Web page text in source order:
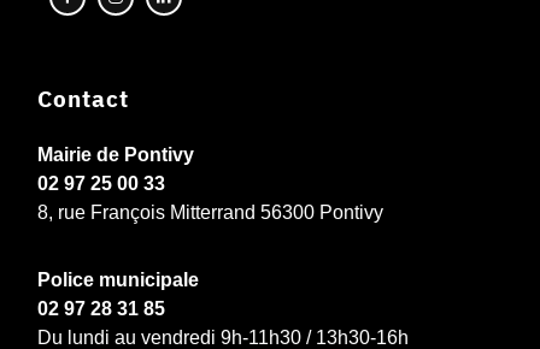
Contact
Mairie de Pontivy
02 97 25 00 33
8, rue François Mitterrand 56300 Pontivy
Police municipale
02 97 28 31 85
Du lundi au vendredi 9h-11h30 / 13h30-16h